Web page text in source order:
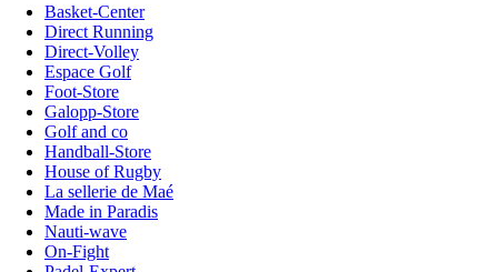
Basket-Center
Direct Running
Direct-Volley
Espace Golf
Foot-Store
Galopp-Store
Golf and co
Handball-Store
House of Rugby
La sellerie de Maé
Made in Paradis
Nauti-wave
On-Fight